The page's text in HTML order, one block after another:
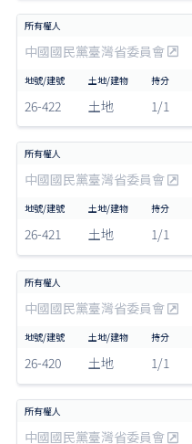
中國國民黨臺灣省委員會
26-422 土地 1/1
中國國民黨臺灣省委員會
26-421 土地 1/1
中國國民黨臺灣省委員會
26-420 土地 1/1
中國國民黨臺灣省委員會